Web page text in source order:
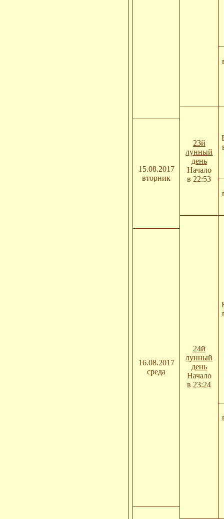
23й
лунный
день
Начало
в 22:53
15.08.2017
вторник
24й
лунный
день
Начало
в 23:24
16.08.2017
среда